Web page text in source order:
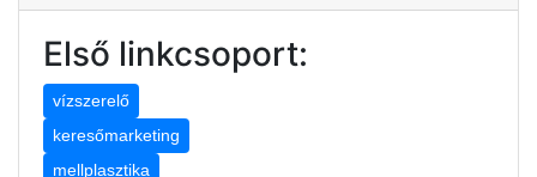
Első linkcsoport:
vízszerelő
keresőmarketing
mellplasztika